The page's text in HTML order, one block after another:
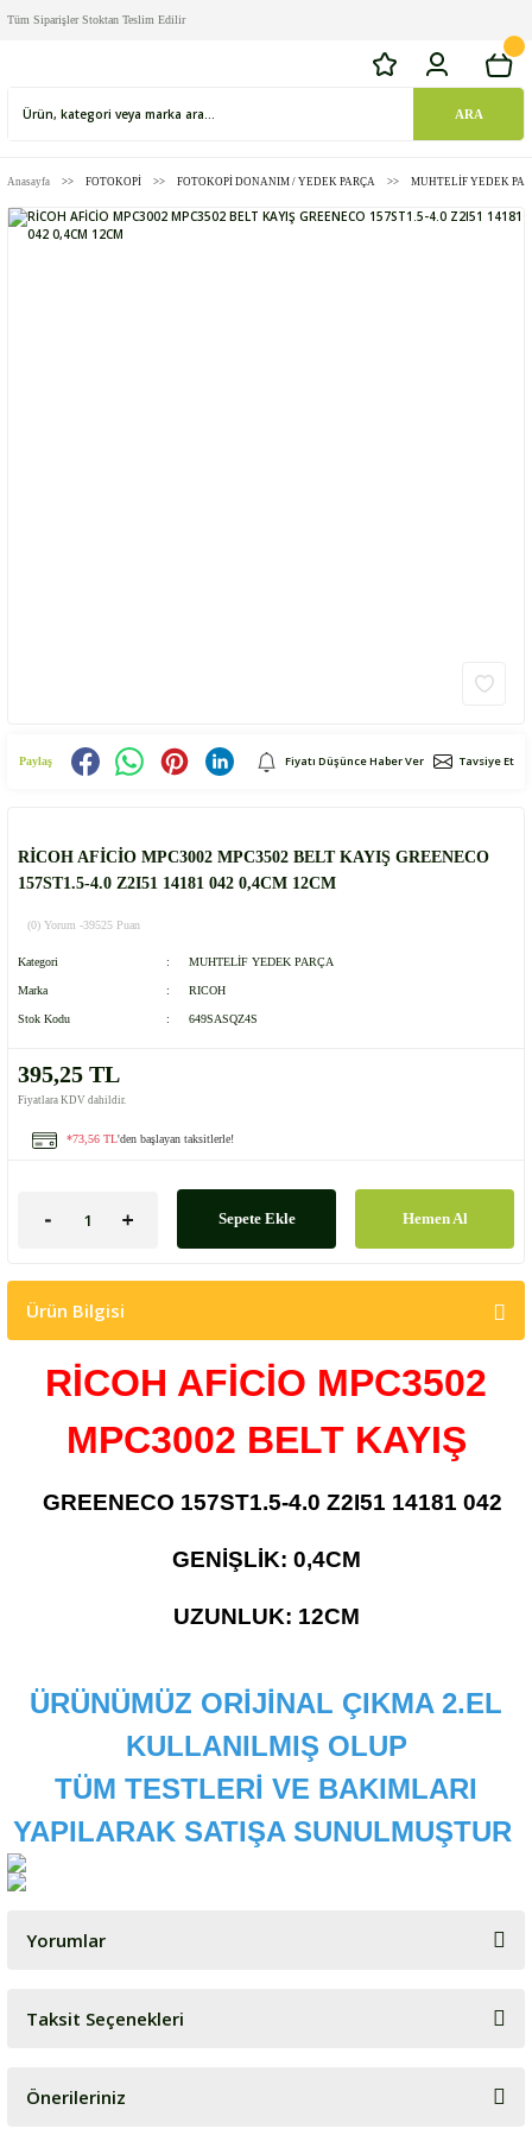
Tüm Siparişler Stoktan Teslim Edilir
ARA
Anasayfa FOTOKOPİ FOTOKOPİ DONANIM / YEDEK PARÇA MUHTELİF YEDEK
Paylaş Fiyatı Düşünce Haber Ver Tavsiye Et
RİCOH AFİCİO MPC3002 MPC3502 BELT KAYIŞ GREENECO
157ST1.5-4.0 Z2I51 14181 042 0,4CM 12CM
(0) Yorum -39525 Puan
Kategori MUHTELİF YEDEK PARÇA
Marka RICOH
Stok Kodu 649SASQZ4S
395,25 TL
Fiyatlara KDV dahildir.
*73,56 TL'den başlayan taksitlerle!
Sepete Ekle Hemen Al
Ürün Bilgisi
RİCOH AFİCİO MPC3502
MPC3002 BELT KAYIŞ
GREENECO 157ST1.5-4.0 Z2I51 14181 042
GENİŞLİK: 0,4CM
UZUNLUK: 12CM
ÜRÜNÜMÜZ ORİJİNAL ÇIKMA 2.EL
KULLANILMIŞ OLUP
TÜM TESTLERİ VE BAKIMLARI
YAPILARAK SATIŞA SUNULMUŞTUR
Yorumlar
Bu ürüne ilk yorumu siz yapın!
Taksit Seçenekleri
Önerileriniz